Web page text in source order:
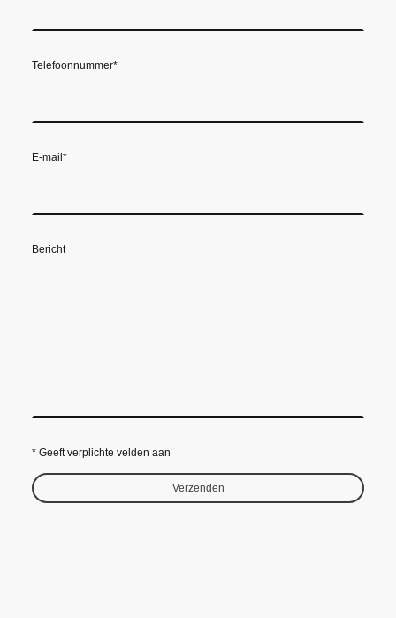
Telefoonnummer*
E-mail*
Bericht
* Geeft verplichte velden aan
Verzenden